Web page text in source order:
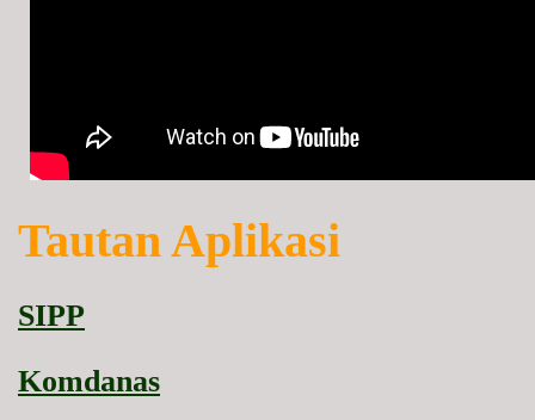
Tautan Aplikasi
SIPP
Komdanas